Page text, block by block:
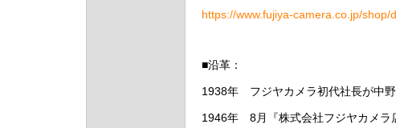
https://www.fujiya-camera.co.jp/shop/
■沿革：
1938年 フジヤカメラ初代社長が中
1946年 8月『株式会社フジヤカメラ